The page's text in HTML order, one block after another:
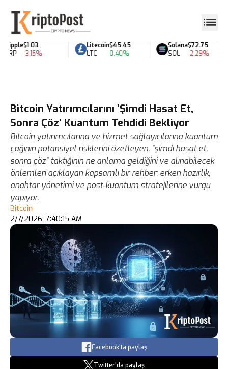
Ripple
XRP
$1.03
-3.15%
Litecoin
LTC
$45.45
0.40%
Solana
SOL
$72.75
-2.29%
Bitcoin Yatırımcılarını 'Şimdi Hasat Et,
Sonra Çöz' Kuantum Tehdidi Bekliyor
Bitcoin yatırımcılarına ve hizmet sağlayıcılarına kuantum
çağının potansiyel risklerini özetleyen, "şimdi hasat et,
sonra çöz" taktiğinin ne anlama geldiğini ve alınabilecek
önlemleri açıklayan kapsamlı bir rehber; erken hazırlık,
anahtar yönetimi ve post-kuantum stratejilerine vurgu
yapıyor.
Bitcoin
2/7/2026, 7:40:15 AM
Facebook'ta paylaş
Twitter'da paylaş